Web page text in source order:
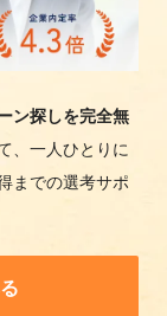
ン探しを完全無
、一人ひとりに
までの選考サポ